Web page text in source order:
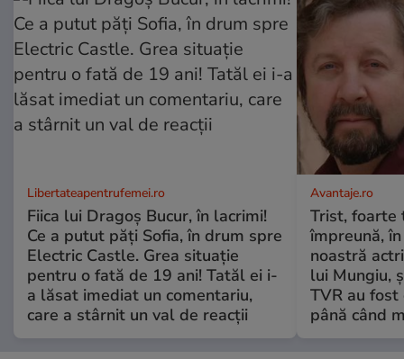
Libertateapentrufemei.ro
Fiica lui Dragoș Bucur, în lacrimi!
Ce a putut păți Sofia, în drum spre
Electric Castle. Grea situație
pentru o fată de 19 ani! Tatăl ei i-
a lăsat imediat un comentariu,
care a stârnit un val de reacții
Avantaje.ro
Trist, foarte
împreună,
noastră
lui Mungiu,
TVR au
până când